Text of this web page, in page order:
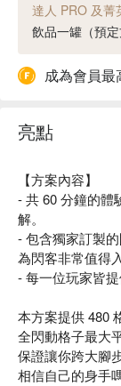
達人 PRO 及菁
飲品一罐（預定
成為會員最
亮點
【方案內容】
- 共 60 分鐘的體
解。
- 包含獨家訂製
為閃客非常值得
- 每一位玩家皆
本方案提供 480
全閃動格子最大
保證讓你跨大腳
相信自己的身手